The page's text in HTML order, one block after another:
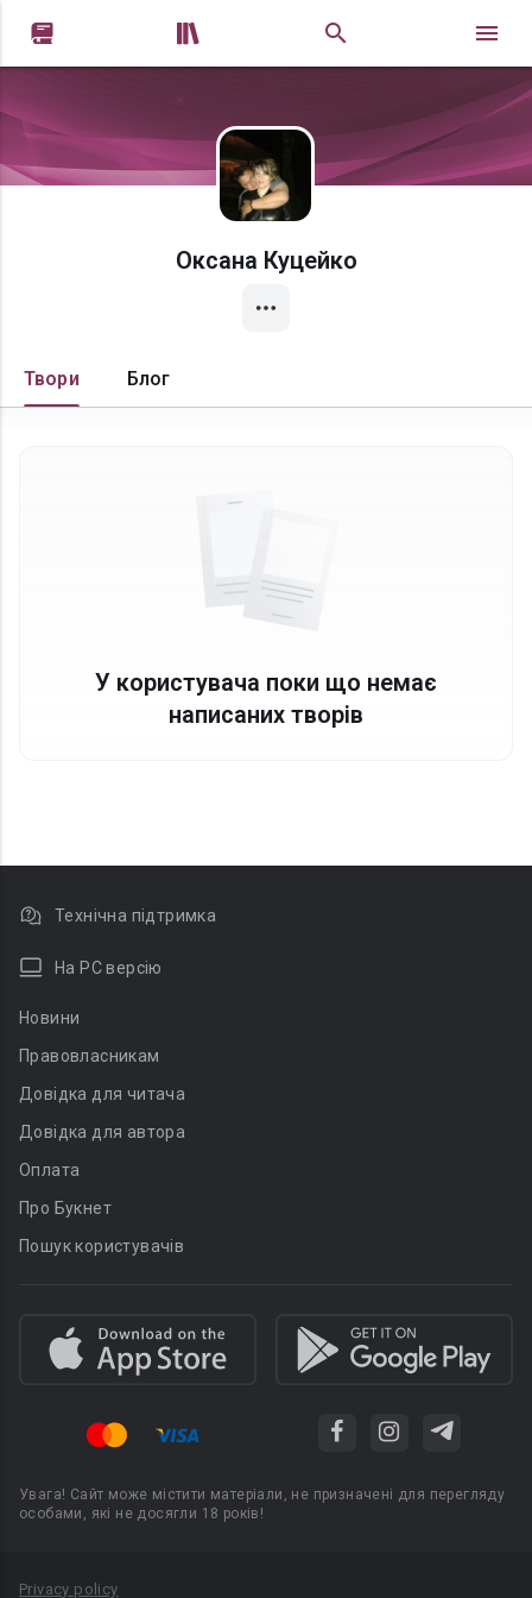
 
Оксана Куцейко
Твори Блог
У користувача поки що немає
написаних творів
Технічна підтримка
На PC версію
Новини
Правовласникам
Довідка для читача
Довідка для автора
Оплата
Про Букнет
Пошук користувачів
Увага! Сайт може містити матеріали, не призначені для перегляду
особами, які не досягли 18 років!
Privacy policy